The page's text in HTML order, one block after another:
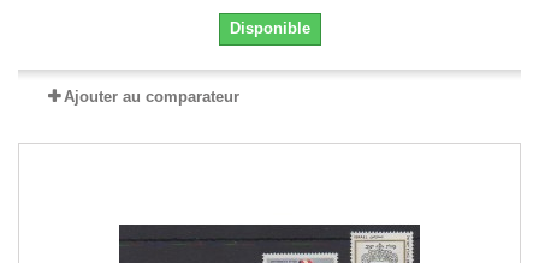
Disponible
Ajouter au comparateur